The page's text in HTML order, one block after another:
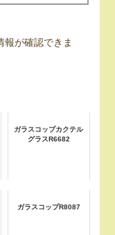
報が確認できま
ガラスコップカクテル
グラスR6682
ガラスコップR8087